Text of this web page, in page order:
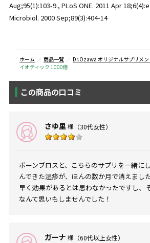
Aug;95(1):103-9., PLoS ONE. 2011 Apr
Microbiol. 2000 Sep;89(3):404-14
ホーム 商品一覧 Dr.Ozawa オリジナルサプリメン
イオティック 1000億
この商品の口コミ
さゆ里様 （30代女性）
ボーンブロスと、こちらのサプリを一緒に
んできた湿疹が、ほんの数か月で消えまし
早く効果があるとは思わなかったですし、
なんて思いもしませんでした！
ガーナ 様 （60代以上女性）